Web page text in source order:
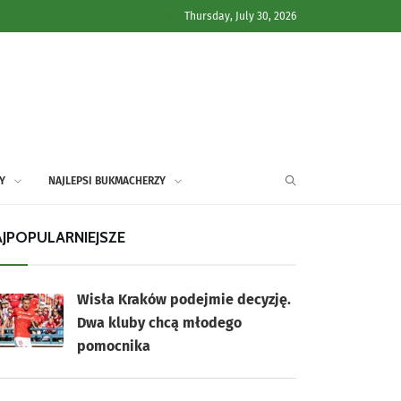
Thursday, July 30, 2026
NAJLEPSI BUKMACHERZY
Wisła Kraków podejmie decyzję.
Dwa kluby chcą młodego
pomocnika